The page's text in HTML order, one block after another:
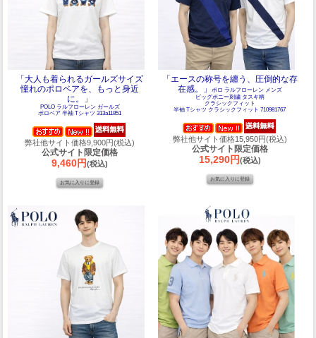
「大人も着られるガールズサイズ
憧れのポロベアを、もっと身近
に。」
POLO ラルフローレン ガールズ
ポロベア 半袖 Tシャツ 313a11851
弊社他サイト価格9,900円(税込)
公式サイト限定価格
9,460円(税込)
「エースの称号を纏う、圧倒的な存
在感。」
ポロ ラルフローレン メンズ
ビッグポニー刺繍 タスキ柄
クラシックフィット
半袖 Tシャツ クラシックフィット 710981767
弊社他サイト価格15,950円(税込)
公式サイト限定価格
15,290円(税込)